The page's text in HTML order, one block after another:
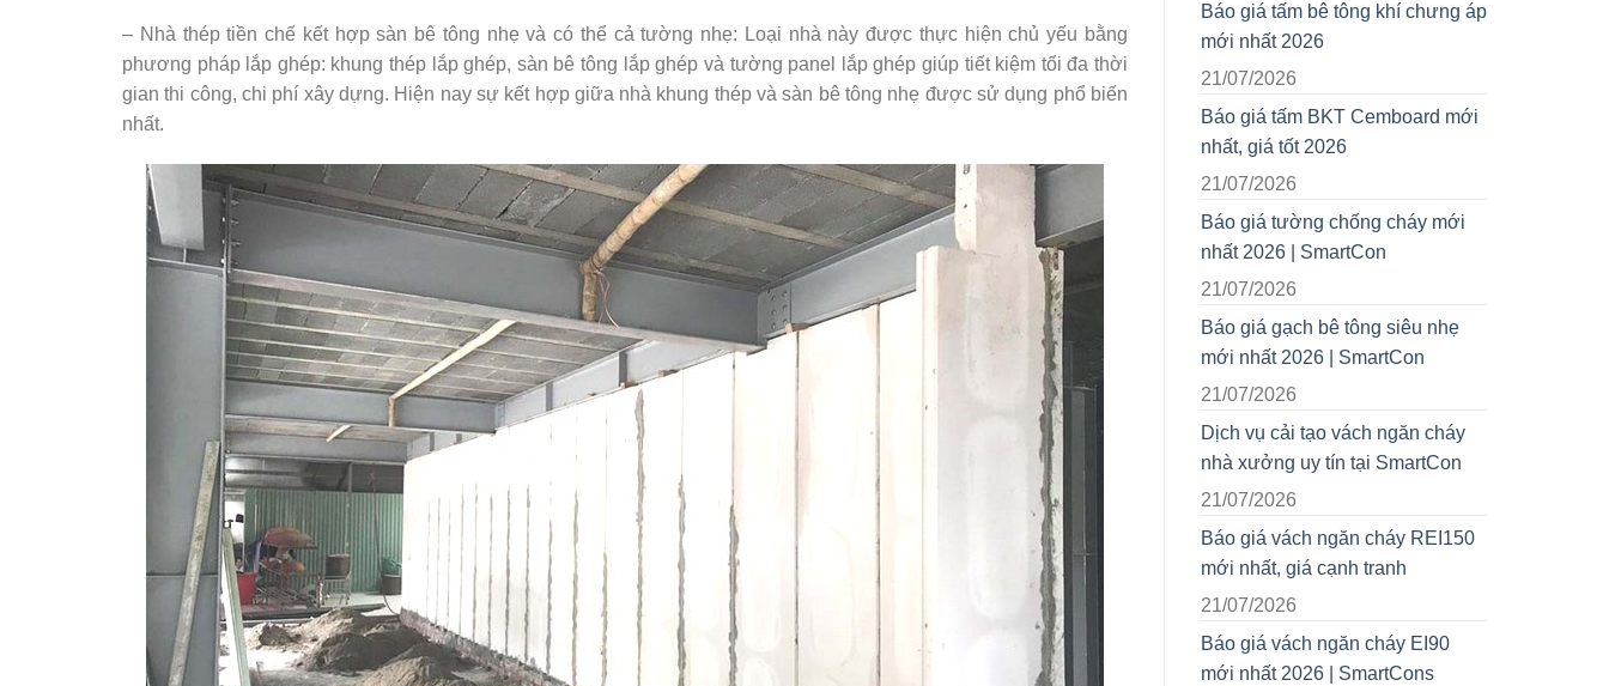
– Nhà thép tiền chế kết hợp sàn bê tông nhẹ và có thể cả tường nhẹ: Loại nhà này được thực hiện chủ yếu bằng
phương pháp lắp ghép: khung thép lắp ghép, sàn bê tông lắp ghép và tường panel lắp ghép giúp tiết kiệm tối đa thời
gian thi công, chi phí xây dựng. Hiện nay sự kết hợp giữa nhà khung thép và sàn bê tông nhẹ được sử dụng phổ biến
nhất.
Báo giá tấm bê tông khí chưng áp
mới nhất 2026
21/07/2026
Báo giá tấm BKT Cemboard mới
nhất, giá tốt 2026
21/07/2026
Báo giá tường chống cháy mới
nhất 2026 | SmartCon
21/07/2026
Báo giá gạch bê tông siêu nhẹ
mới nhất 2026 | SmartCon
21/07/2026
Dịch vụ cải tạo vách ngăn cháy
nhà xưởng uy tín tại SmartCon
21/07/2026
Báo giá vách ngăn cháy REI150
mới nhất, giá cạnh tranh
21/07/2026
Báo giá vách ngăn cháy EI90
mới nhất 2026 | SmartCons